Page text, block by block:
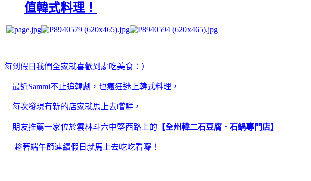
值韓式料理！
每到假日我們全家就喜歡到處吃美食：）
最近Sammi不止追韓劇，也瘋狂迷上韓式料理，
每次發現有新的店家就馬上去嚐鮮，
朋友推薦一家位於雲林斗六中堅西路上的 【全州韓二石豆腐．石鍋專門店】
趁著端午節連續假日就馬上去吃吃看囉！